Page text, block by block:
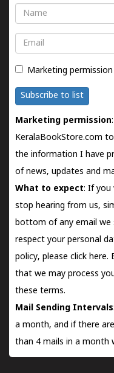
Name
Email
Marketing permission
Subscribe to list
Marketing permission
KeralaBookStore.com
the information I have
of news, updates and
What to expect: If you
stop hearing from us,
bottom of any email we
respect your personal
policy, please click here.
that we may process
these terms.
Mail Sending Intervals
a month, and if there
than 4 mails in a month